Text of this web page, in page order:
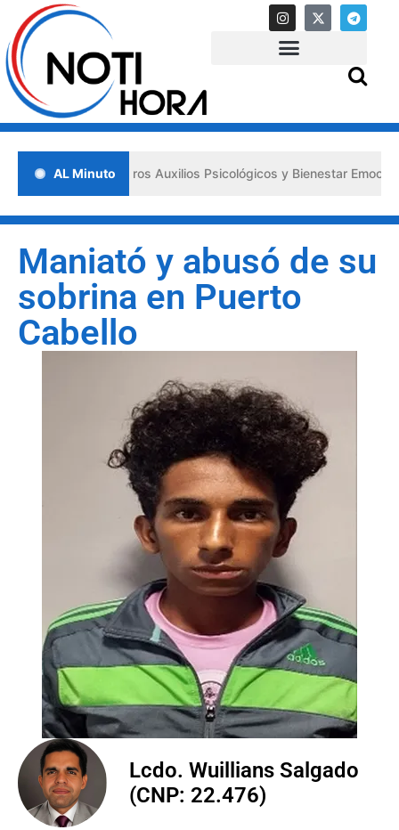
AL Minuto
los «Primeros Auxilios Psicológicos y Bienestar Emocional»
Maniató y abusó de su
sobrina en Puerto
Cabello
Lcdo. Wuillians Salgado
(CNP: 22.476)